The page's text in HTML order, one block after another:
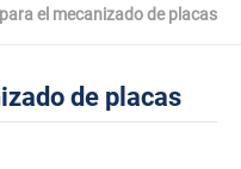
el mecanizado de placas
de placas